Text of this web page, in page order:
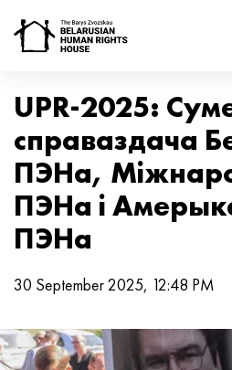
UPR-2025:
справаздача
ПЭНа,
ПЭНа і
ПЭНа
30 September 2025, 12:48 PM